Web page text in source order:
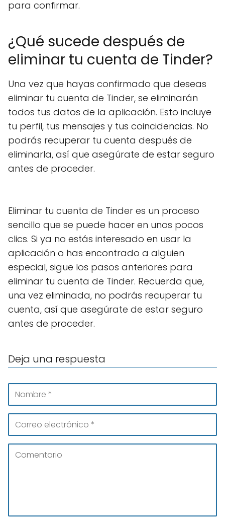
para confirmar.
¿Qué sucede después de
eliminar tu cuenta de Tinder?
Una vez que hayas confirmado que deseas
eliminar tu cuenta de Tinder, se eliminarán
todos tus datos de la aplicación. Esto incluye
tu perfil, tus mensajes y tus coincidencias. No
podrás recuperar tu cuenta después de
eliminarla, así que asegúrate de estar seguro
antes de proceder.
Eliminar tu cuenta de Tinder es un proceso
sencillo que se puede hacer en unos pocos
clics. Si ya no estás interesado en usar la
aplicación o has encontrado a alguien
especial, sigue los pasos anteriores para
eliminar tu cuenta de Tinder. Recuerda que,
una vez eliminada, no podrás recuperar tu
cuenta, así que asegúrate de estar seguro
antes de proceder.
Deja una respuesta